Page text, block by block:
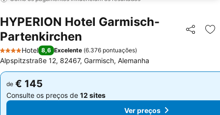
HYPERION Hotel Garmisch-
Partenkirchen
Partilhar
4 Estrelas
Hotel 8,6 Excelente (6.376 pontuações)
Alpspitzstraße 12, 82467, Garmisch, Alemanha
de € 145
Consulte os preços de 12 sites
de € 145
Consulte os preços de 12 sites
Ver preços